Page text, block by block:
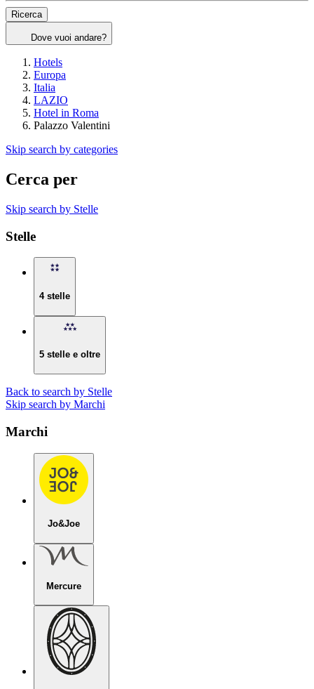
Ricerca
Dove vuoi andare?
Hotels
Europa
Italia
LAZIO
Hotel in Roma
Palazzo Valentini
Skip search by categories
Cerca per
Skip search by Stelle
Stelle
4 stelle
5 stelle e oltre
Back to search by Stelle
Skip search by Marchi
Marchi
Jo&Joe
Mercure